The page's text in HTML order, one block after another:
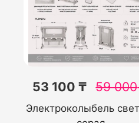
53 100 ₸ 59 000
Электроколыбель